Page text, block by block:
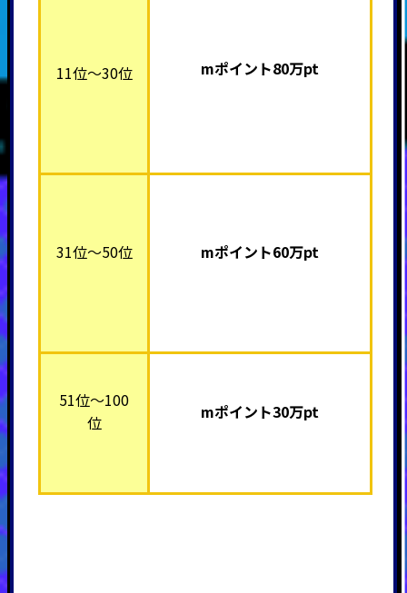
11位～30位 mポイント80万pt
31位～50位 mポイント60万pt
51位～100
位
mポイント30万pt